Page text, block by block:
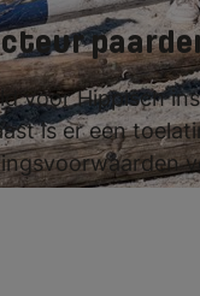
voor Hippisch
is er een